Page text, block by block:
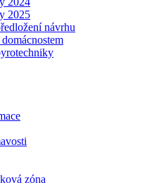
2025
návrhu
zóna